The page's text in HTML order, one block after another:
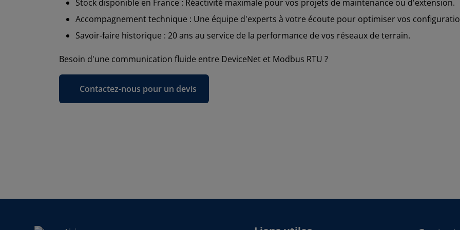
Stock disponible en France : Réactivité maximale pour vos projets de maintenance ou d'extension.
Accompagnement technique : Une équipe d'experts à votre écoute pour optimiser vos
Savoir-faire historique : 20 ans au service de la performance de vos réseaux de terrain.
Besoin d'une communication fluide entre DeviceNet et Modbus RTU ?
Contactez-nous pour un devis